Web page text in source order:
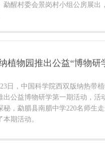
勐醒村委会景岗村小组公房展出
植物园推出公益“博物研
日，中国科学院西双版纳热带
出公益博物研学第一期活动，活
秘，勐腊县南腊中学220名师生
本期活动。